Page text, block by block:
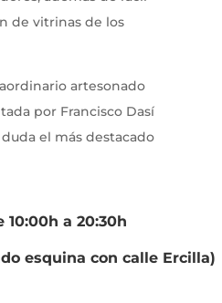
de vitrinas de los
artesonado
por Francisco Dasí
duda el más destacado
a 20:30h
esquina con calle Ercilla)